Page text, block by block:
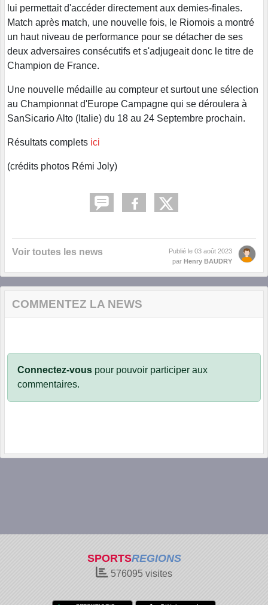
lui permettait d'accéder directement aux demies-finales.
Match après match, une nouvelle fois, le Riomois a montré
un haut niveau de performance pour se détacher de ses
deux adversaires consécutifs et s'adjugeait donc le titre de
Champion de France.
Une nouvelle médaille au compteur et surtout une sélection
au Championnat d'Europe Campagne qui se déroulera à
SanSicario Alto (Italie) du 18 au 24 Septembre prochain.
Résultats complets ici
(crédits photos Rémi Joly)
Voir toutes les news Publié le 03 août 2023
par Henry BAUDRY
COMMENTEZ LA NEWS
Connectez-vous pour pouvoir participer aux
commentaires.
SPORTSREGIONS
576095 visites